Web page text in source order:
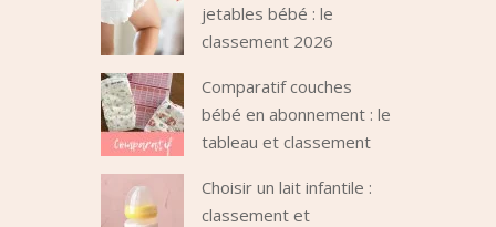
jetables bébé : le
classement 2026
Comparatif couches
bébé en abonnement : le
tableau et classement
Choisir un lait infantile :
classement et